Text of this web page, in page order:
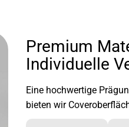
Eine hochwertige
bieten wir
Premium
Individuelle